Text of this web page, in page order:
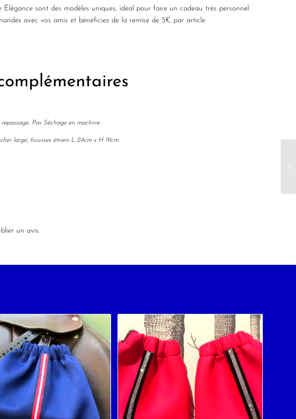
Élégance sont des modèles uniques, idéal pour faire un cadeau très personnel.
avec vos amis et bénéficiez de la remise de 5€ par article
Pas Séchage en machine
large, housses étriers L 24cm x H 19cm
un avis.